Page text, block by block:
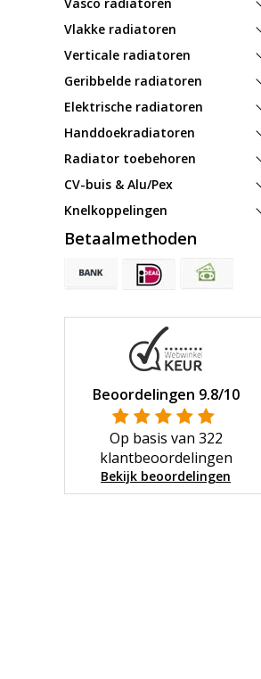
Vlakke radiatoren
Verticale radiatoren
Geribbelde radiatoren
Elektrische radiatoren
Handdoekradiatoren
Radiator toebehoren
CV-buis & Alu/Pex
Knelkoppelingen
Betaalmethoden
Beoordelingen 9.8/10
Op basis van 322
klantbeoordelingen
Bekijk beoordelingen